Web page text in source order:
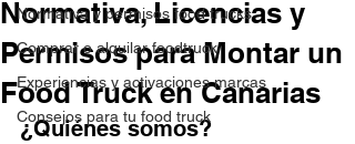
Normativa y permisos food trucks
Comprar o alquilar foodtruck
Experiencias y activaciones marcas
Consejos para tu food truck
Normativa, Licencias y
Permisos para Montar un
Food Truck en Canarias
¿Quiénes somos?